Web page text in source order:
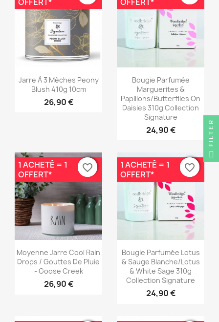
 Aperçu rapide
Jarre À 3 Mèches Peony
Blush 410g 10cm
26,90 €
Aperçu rapide
Bougie Parfumée
Marguerites &
Papillons/Butterflies On
Daisies 310g Collection
Signature
24,90 €
Aperçu rapide
Moyenne Jarre Cool Rain
Drops / Gouttes De Pluie
- Goose Creek
26,90 €
1 ACHETÉ = 1
OFFERT*
favorite_border
favorite_border
Aperçu rapide
Bougie Parfumée Lotus
& Sauge Blanche/Lotus
& White Sage 310g
Collection Signature
24,90 €
1 ACHETÉ = 1
OFFERT*
favorite_border
favorite_border
FILTER